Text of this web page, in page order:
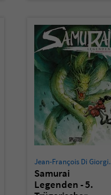
Cristina Mormile
Samurai
Legenden - 5.